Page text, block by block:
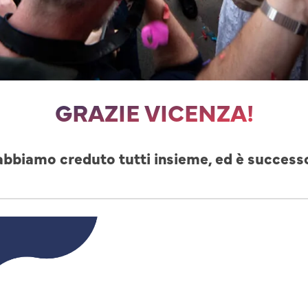
GRAZIE VICENZA!
creduto tutti insieme, ed è